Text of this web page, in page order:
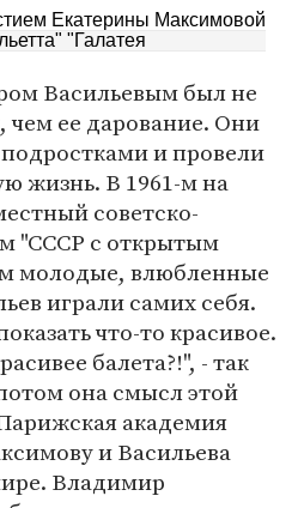
Екатерины Максимовой
"Галатея
Васильевым был не
ее дарование. Они
и провели
жизнь. В 1961-м на
советско-
"СССР с открытым
молодые, влюбленные
играли самих себя.
что-то красивое.
балета?!", - так
она смысл этой
академия
и Васильева
Владимир